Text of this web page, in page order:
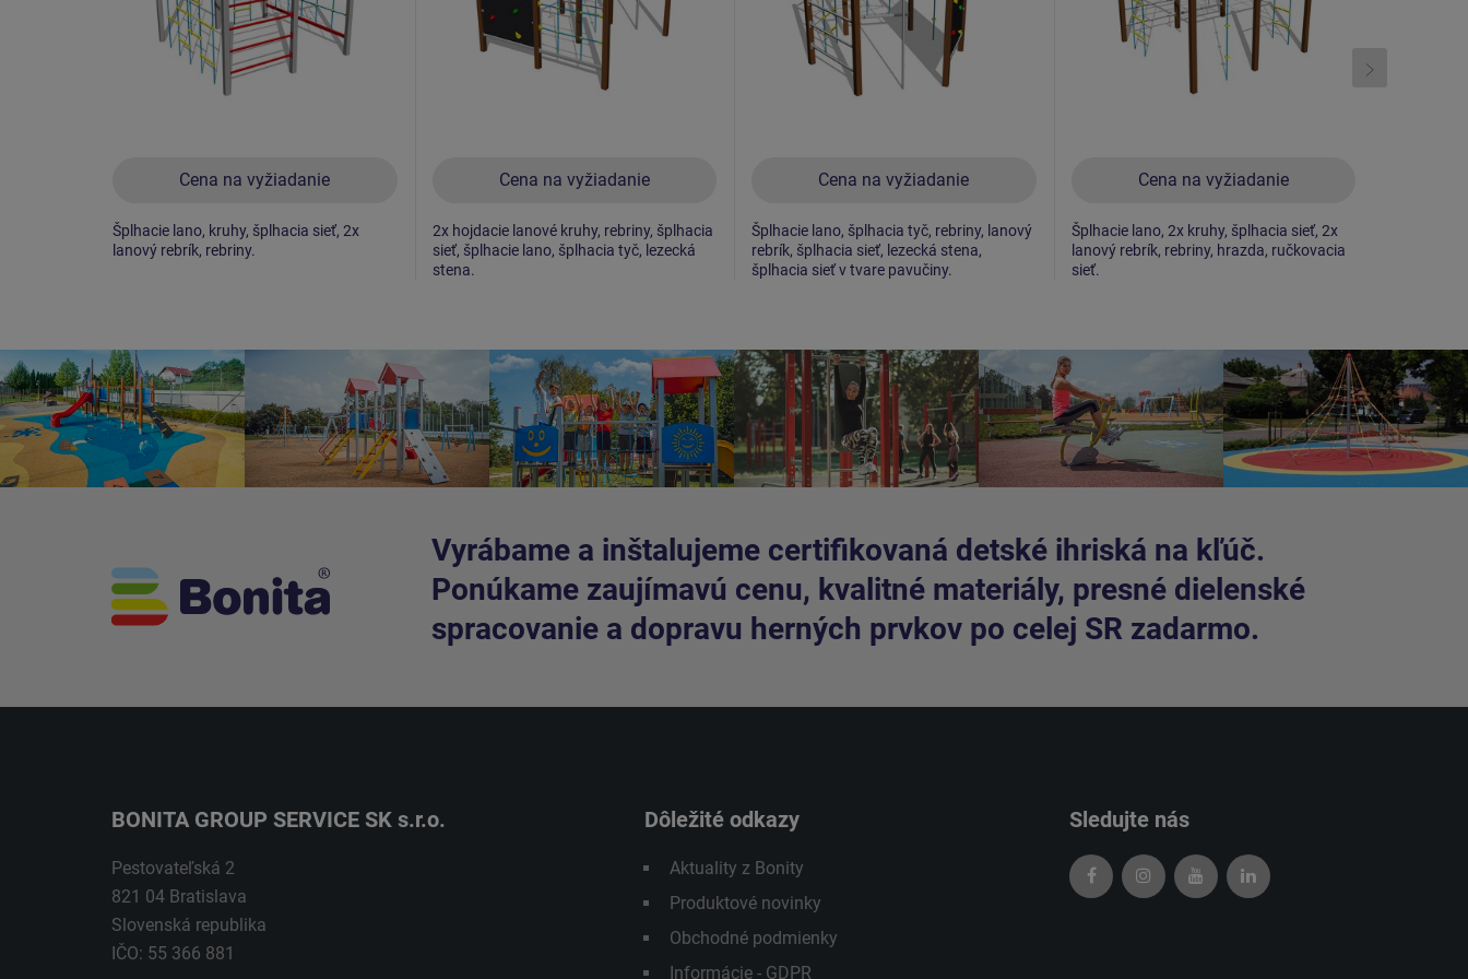
Cena na vyžiadanie
Šplhacie lano, kruhy, šplhacia sieť, 2x
lanový rebrík, rebriny.
Cena na vyžiadanie
2x hojdacie lanové kruhy, rebriny, šplhacia
sieť, šplhacie lano, šplhacia tyč, lezecká
stena.
Cena na vyžiadanie
Šplhacie lano, šplhacia tyč, rebriny, lanový
rebrík, šplhacia sieť, lezecká stena,
šplhacia sieť v tvare pavučiny.
Cena na vyžiadanie
Šplhacie lano, 2x kruhy, šplhacia sieť, 2x
lanový rebrík, rebriny, hrazda, ručkovacia
sieť.
Vyrábame a inštalujeme certifikovaná detské ihriská na kľúč.
Ponúkame zaujímavú cenu, kvalitné materiály, presné dielenské
spracovanie a dopravu herných prvkov po celej SR zadarmo.
BONITA GROUP SERVICE SK s.r.o.
Pestovateľská 2
821 04 Bratislava
Slovenská republika
IČO: 55 366 881
Dôležité odkazy
Aktuality z Bonity
Produktové novinky
Obchodné podmienky
Informácie - GDPR
Sledujte nás